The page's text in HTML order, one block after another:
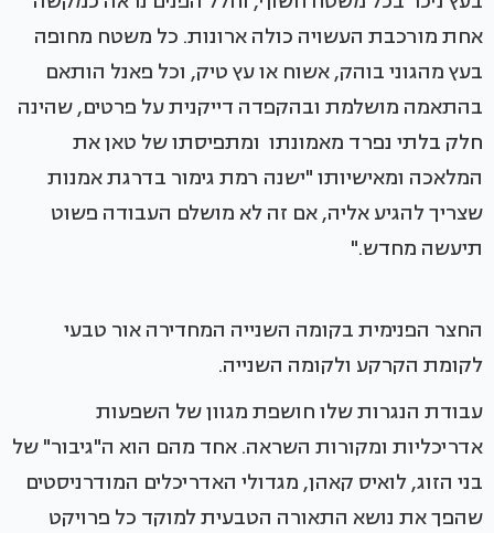
אחת מורכבת העשויה כולה ארונות. כל משטח מחופה
בעץ מהגוני בוהק, אשוח או עץ טיק, וכל פאנל הותאם
בהתאמה מושלמת ובהקפדה דייקנית על פרטים, שהינה
חלק בלתי נפרד מאמונתו ומתפיסתו של טאן את
המלאכה ומאישיותו "ישנה רמת גימור בדרגת אמנות
שצריך להגיע אליה, אם זה לא מושלם העבודה פשוט
תיעשה מחדש."
החצר הפנימית בקומה השנייה המחדירה אור טבעי
לקומת הקרקע ולקומה השנייה.
עבודת הנגרות שלו חושפת מגוון של השפעות
אדריכליות ומקורות השראה. אחד מהם הוא ה"גיבור" של
בני הזוג, לואיס קאהן, מגדולי האדריכלים המודרניסטים
שהפך את נושא התאורה הטבעית למוקד כל פרויקט